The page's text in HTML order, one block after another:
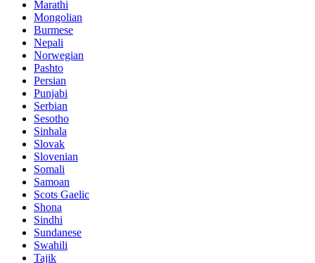
Marathi
Mongolian
Burmese
Nepali
Norwegian
Pashto
Persian
Punjabi
Serbian
Sesotho
Sinhala
Slovak
Slovenian
Somali
Samoan
Scots Gaelic
Shona
Sindhi
Sundanese
Swahili
Tajik